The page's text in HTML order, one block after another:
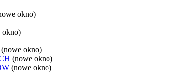
okno)
okno)
(nowe okno)
(nowe okno)
(nowe okno)